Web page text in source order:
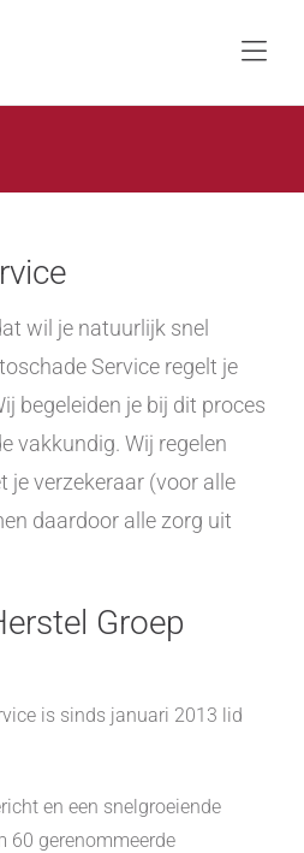
wil je natuurlijk snel
Service regelt je
begeleiden je bij dit proces
vakkundig. Wij regelen
je verzekeraar (voor alle
daardoor alle zorg uit
Groep
is sinds januari 2013 lid
en een snelgroeiende
60 gerenommeerde